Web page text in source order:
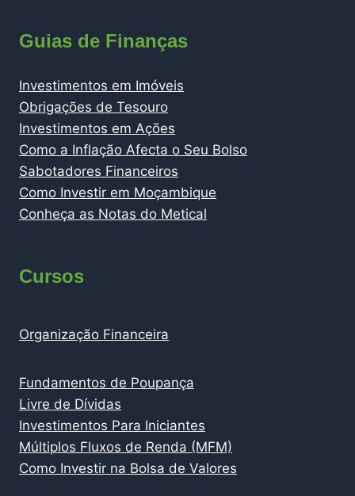
Guias de Finanças
Investimentos em Imóveis
Obrigações de Tesouro
Investimentos em Ações
Como a Inflação Afecta o Seu Bolso
Sabotadores Financeiros
Como Investir em Moçambique
Conheça as Notas do Metical
Cursos
Organização Financeira
Fundamentos de Poupança
Livre de Dívidas
Investimentos Para Iniciantes
Múltiplos Fluxos de Renda (MFM)
Como Investir na Bolsa de Valores